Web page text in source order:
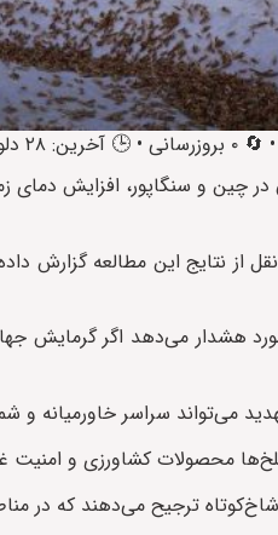
چین و سنگاپور، افزایش دمای
نقل از نتایج این مطالعه
هشدار می‌دهد اگر گرمایش
می‌تواند سراسر خاورمیانه و
محصولات کشاورزی و امنیت
ترجیح می‌دهند که در